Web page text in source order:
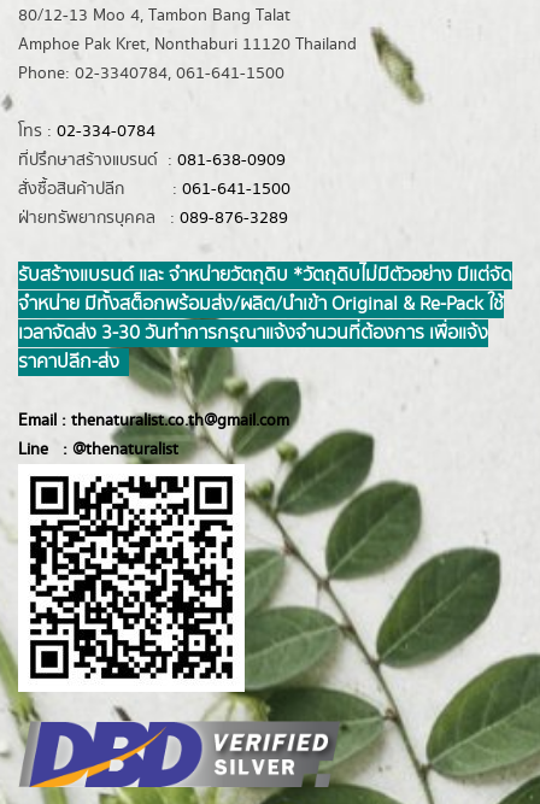
80/12-13 Moo 4, Tambon Bang Talat
Amphoe Pak Kret, Nonthaburi 11120 Thailand
Phone: 02-3340784, 061-641-1500
โทร : 02-334-0784
ที่ปรึกษาสร้างแบรนด์ : 081-638-0909
สั่งซื้อสินค้าปลีก : 061-641-1500
ฝ่ายทรัพยากรบุคคล : 089-876-3289
รับสร้างแบรนด์ และ จำหน่ายวัตถุดิบ *วัตถุดิบไม่มีตัวอย่าง มีแต่จัด
จำหน่าย มีทั้งสต็อกพร้อมส่ง/ผลิต/นำเข้า Original & Re-Pack ใช้
เวลาจัดส่ง 3-30 วันทำการ กรุณาแจ้งจำนวนที่ต้องการ เพื่อแจ้ง
ราคาปลีก-ส่ง
Email : thenaturalist.co.th@gmail.com
Line : @thenaturalist